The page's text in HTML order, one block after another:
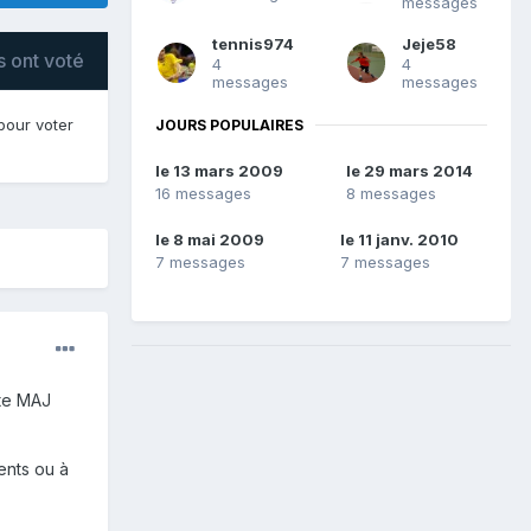
ont voté
voter
MAJ
ou à
tennis974
4
messages
Jeje58
4
messages
JOURS POPULAIRES
le 13 mars 2009
16 messages
le 29 mars 2014
8 messages
le 8 mai 2009
7 messages
le 11 janv. 2010
7 messages